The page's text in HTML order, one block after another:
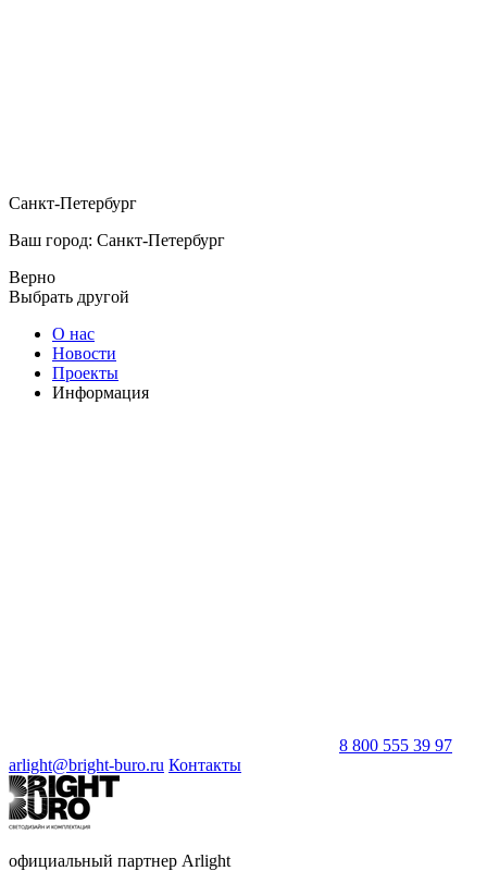
Санкт-Петербург
Ваш город: Санкт-Петербург
Верно
Выбрать другой
О нас
Новости
Проекты
Информация
8 800 555 39 97
arlight@bright-buro.ru Контакты
официальный партнер Arlight